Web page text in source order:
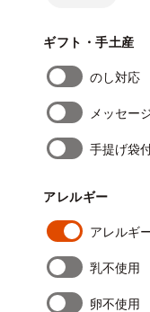
ギフト・手土産
のし対応
メッセー
手提げ袋
アレルギー
アレルギ
乳不使用
卵不使用